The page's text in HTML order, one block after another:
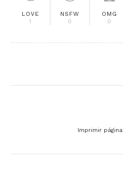
LOVE
1
NSFW
0
OMG
0
Imprimir página